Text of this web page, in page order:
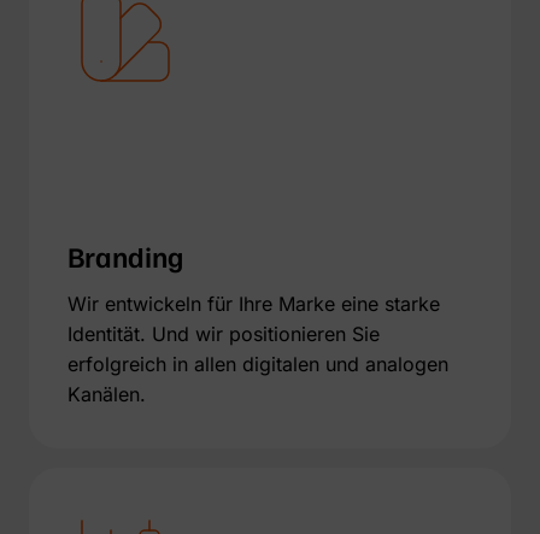
Branding
Wir entwickeln für Ihre Marke eine starke
Identität. Und wir positionieren Sie
erfolgreich in allen digitalen und analogen
Kanälen.